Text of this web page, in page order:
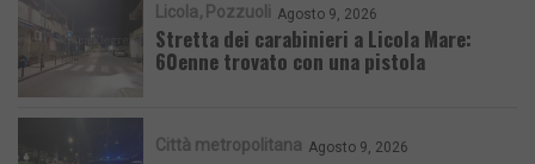
Licola Pozzuoli Agosto 9, 2026
Stretta dei carabinieri a Licola Mare:
60enne trovato con una pistola
Città metropolitana Agosto 9, 2026